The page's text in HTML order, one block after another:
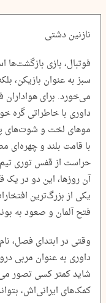
نازنین دشتی
فوتبال، بازی
سبز به عنوان بازیکن،
می‌خورد. برای هواداران
داوری با خاطراتی گره
موهای لخت و شوت‌های
حراست از قفس توری
آن روزها، این دو در یک
یکی از بزرگ‌ترین
فتح آلمان و صعود به
وقتی در ابتدای فصل،
داوری به عنوان مربی
شاید کمتر کسی تصور
کمک‌های ایرانی‌اش،